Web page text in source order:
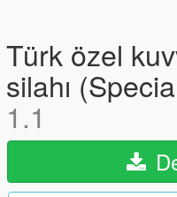
Türk özel
silahı
1.1